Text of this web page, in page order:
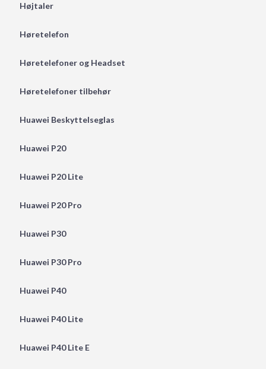
Højtaler
Høretelefon
Høretelefoner og Headset
Høretelefoner tilbehør
Huawei Beskyttelseglas
Huawei P20
Huawei P20 Lite
Huawei P20 Pro
Huawei P30
Huawei P30 Pro
Huawei P40
Huawei P40 Lite
Huawei P40 Lite E